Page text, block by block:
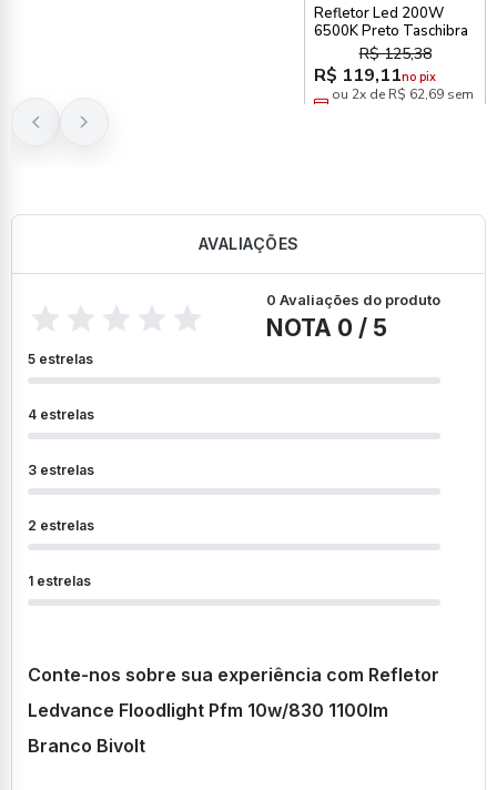
Refletor Led 200W
6500K Preto Taschibra
R$ 125,38
R$ 119,11no pix
ou 2x de R$ 62,69 sem
AVALIAÇÕES
0 Avaliações do produto
NOTA 0 / 5
5 estrelas
4 estrelas
3 estrelas
2 estrelas
1 estrelas
Conte-nos sobre sua experiência com Refletor
Ledvance Floodlight Pfm 10w/830 1100lm
Branco Bivolt